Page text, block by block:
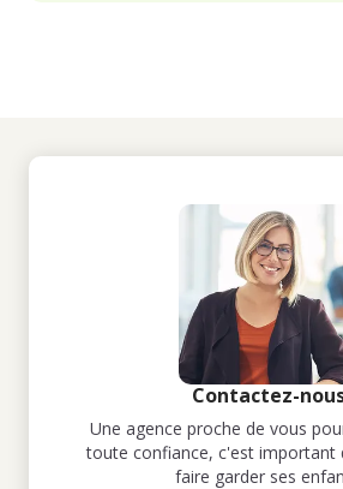
Contactez-
Une agence proche de vous
toute confiance, c'est important
faire garder ses